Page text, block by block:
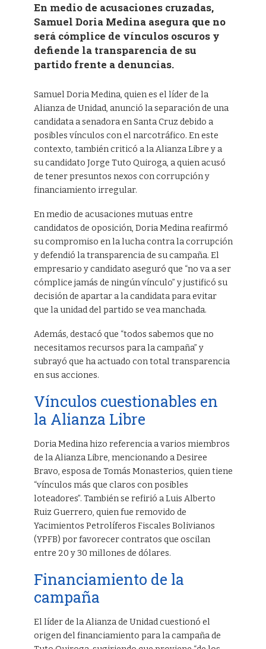
En medio de acusaciones cruzadas,
Samuel Doria Medina asegura que no
será cómplice de vínculos oscuros y
defiende la transparencia de su
partido frente a denuncias.
Samuel Doria Medina, quien es el líder de la
Alianza de Unidad, anunció la separación de una
candidata a senadora en Santa Cruz debido a
posibles vínculos con el narcotráfico. En este
contexto, también criticó a la Alianza Libre y a
su candidato Jorge Tuto Quiroga, a quien acusó
de tener presuntos nexos con corrupción y
financiamiento irregular.
En medio de acusaciones mutuas entre
candidatos de oposición, Doria Medina reafirmó
su compromiso en la lucha contra la corrupción
y defendió la transparencia de su campaña. El
empresario y candidato aseguró que “no va a ser
cómplice jamás de ningún vínculo” y justificó su
decisión de apartar a la candidata para evitar
que la unidad del partido se vea manchada.
Además, destacó que “todos sabemos que no
necesitamos recursos para la campaña” y
subrayó que ha actuado con total transparencia
en sus acciones.
Vínculos cuestionables en
la Alianza Libre
Doria Medina hizo referencia a varios miembros
de la Alianza Libre, mencionando a Desiree
Bravo, esposa de Tomás Monasterios, quien tiene
“vínculos más que claros con posibles
loteadores”. También se refirió a Luis Alberto
Ruiz Guerrero, quien fue removido de
Yacimientos Petrolíferos Fiscales Bolivianos
(YPFB) por favorecer contratos que oscilan
entre 20 y 30 millones de dólares.
Financiamiento de la
campaña
El líder de la Alianza de Unidad cuestionó el
origen del financiamiento para la campaña de